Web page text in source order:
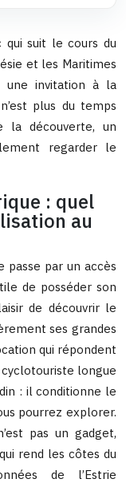
qui suit le cours du
et les Maritimes
une invitation à la
plus du temps
la découverte, un
regarder le
: quel
au
passe par un accès
de posséder son
de découvrir le
ses grandes
qui répondent
longue
: il conditionne le
pourrez explorer.
pas un gadget,
rend les côtes du
de l’Estrie